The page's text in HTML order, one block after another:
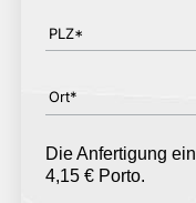
PLZ*
Ort*
Die Anfertigung
4,15 € Porto.